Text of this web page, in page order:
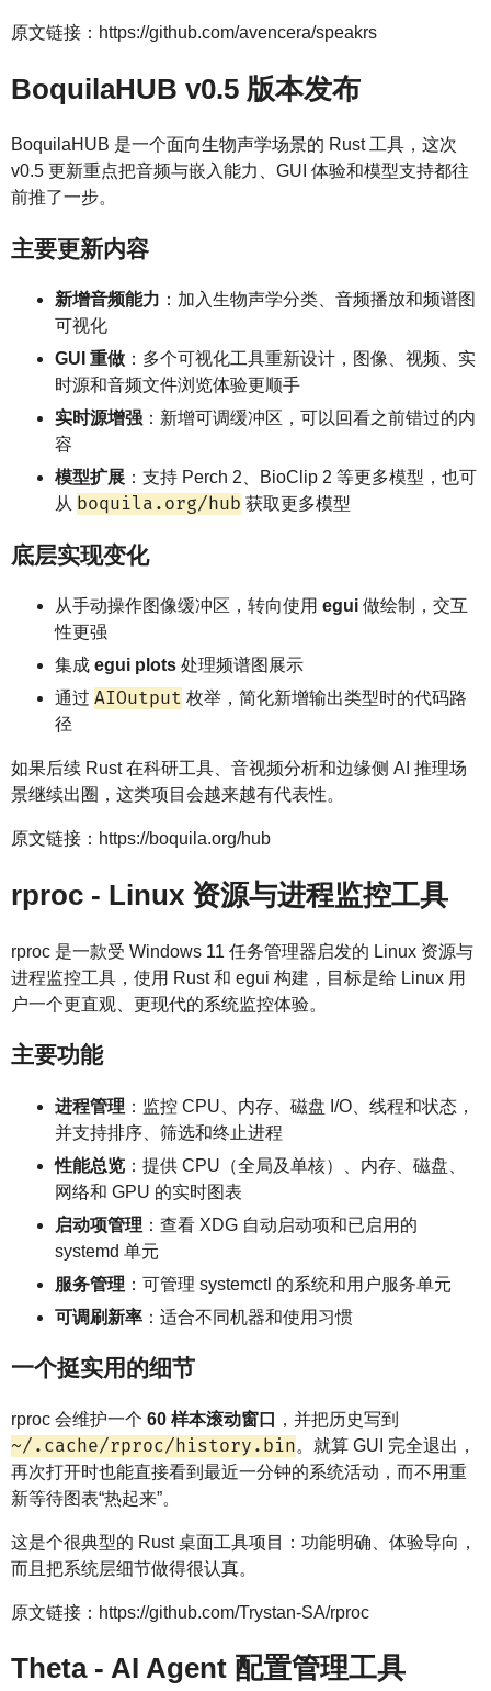
原文链接：https://github.com/avencera/speakrs
BoquilaHUB v0.5 版本发布
BoquilaHUB 是一个面向生物声学场景的 Rust 工具，这次
v0.5 更新重点把音频与嵌入能力、GUI 体验和模型支持都往
前推了一步。
主要更新内容
新增音频能力 ：加入生物声学分类、音频播放和频谱图
可视化
GUI 重做 ：多个可视化工具重新设计，图像、视频、实
时源和音频文件浏览体验更顺手
实时源增强 ：新增可调缓冲区，可以回看之前错过的内
容
模型扩展 ：支持 Perch 2、BioClip 2 等更多模型，也可
从 boquila.org/hub 获取更多模型
底层实现变化
从手动操作图像缓冲区，转向使用 egui 做绘制，交互
性更强
集成 egui plots 处理频谱图展示
通过 AIOutput 枚举，简化新增输出类型时的代码路
径
如果后续 Rust 在科研工具、音视频分析和边缘侧 AI 推理场
景继续出圈，这类项目会越来越有代表性。
原文链接：https://boquila.org/hub
rproc - Linux 资源与进程监控工具
rproc 是一款受 Windows 11 任务管理器启发的 Linux 资源与
进程监控工具，使用 Rust 和 egui 构建，目标是给 Linux 用
户一个更直观、更现代的系统监控体验。
主要功能
进程管理 ：监控 CPU、内存、磁盘 I/O、线程和状态，
并支持排序、筛选和终止进程
性能总览 ：提供 CPU（全局及单核）、内存、磁盘、
网络和 GPU 的实时图表
启动项管理 ：查看 XDG 自动启动项和已启用的
systemd 单元
服务管理 ：可管理 systemctl 的系统和用户服务单元
可调刷新率 ：适合不同机器和使用习惯
一个挺实用的细节
rproc 会维护一个 60 样本滚动窗口 ，并把历史写到
~/.cache/rproc/history.bin。就算 GUI 完全退出，
再次打开时也能直接看到最近一分钟的系统活动，而不用重
新等待图表“热起来”。
这是个很典型的 Rust 桌面工具项目：功能明确、体验导向，
而且把系统层细节做得很认真。
原文链接：https://github.com/Trystan-SA/rproc
Theta - AI Agent 配置管理工具